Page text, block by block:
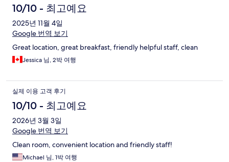
10/10 - 최고예요
2025년 11월 4일
Google 번역 보기
Great location, great breakfast, friendly helpful staff, clean
Jessica 님, 2박 여행
실제 이용 고객 후기
10/10 - 최고예요
2026년 3월 3일
Google 번역 보기
Clean room, convenient location and friendly staff!
Michael 님, 1박 여행